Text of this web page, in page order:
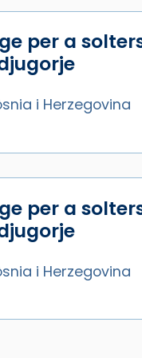
Barcelona
a alçar
bisbe de
aquest 27 de
Santes de
per a
i Herzegovina
per a
i Herzegovina